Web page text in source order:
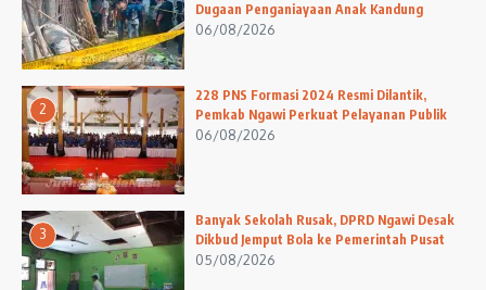
Dugaan Penganiayaan Anak Kandung
06/08/2026
2
228 PNS Formasi 2024 Resmi Dilantik,
Pemkab Ngawi Perkuat Pelayanan Publik
06/08/2026
3
Banyak Sekolah Rusak, DPRD Ngawi Desak
Dikbud Jemput Bola ke Pemerintah Pusat
05/08/2026